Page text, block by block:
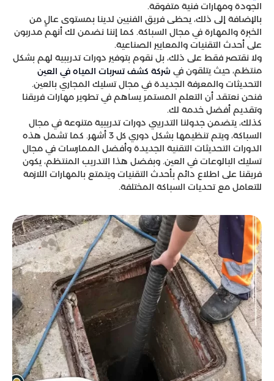
الجودة ومهارات فنية متفوقة.
بالإضافة إلى ذلك، يحظى فريق الفنيين لدينا بمستوى عالٍ من
الخبرة والمهارة في مجال السباكة. كما إننا نضمن لك أنهم مدربون
على أحدث التقنيات والمعايير الصناعية.
ولا نقتصر فقط على ذلك، بل نقوم بتوفير دورات تدريبية لهم بشكل
منتظم، حيث يتلقون في شركة كشف تسربات المياه في العين
التحديثات والمعرفة الجديدة في مجال تسليك المجاري بالعين.
فنحن نعتقد أن التعلم المستمر يساهم في تطوير مهارات فريقنا
وتقديم أفضل خدمة لك.
كذلك، يتضمن جدولنا التدريبي دورات تدريبية متنوعة في مجال
السباكة، ويتم تنظيمها بشكل دوري كل 3 أشهر. كما تشمل هذه
الدورات التحديثات التقنية الجديدة وأفضل الممارسات في مجال
تسليك البالوعات في العين. وبفضل هذا التدريب المنتظم، يكون
فريقنا على اطلاع دائم بأحدث التقنيات ويتمتع بالمهارات اللازمة
للتعامل مع تحديات السباكة المختلفة.